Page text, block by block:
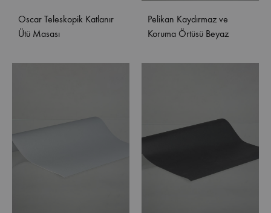
Oscar Teleskopik Katlanır
Ütü Masası
Pelikan Kaydırmaz ve
Koruma Örtüsü Beyaz